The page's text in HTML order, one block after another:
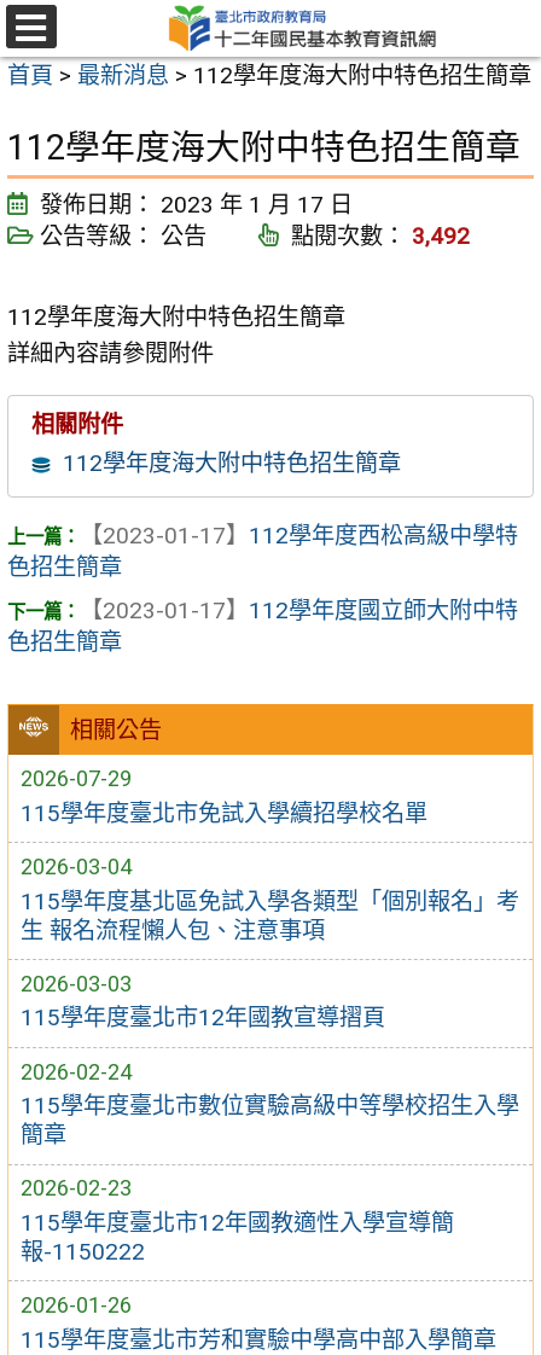
跳
至
主
內
容
區
選
單
首頁 > 最新消息 > 112學年度海大附中特色招生簡章
相關公告
2026-07-29
115學年度臺北市免試入學續招學校名單
2026-03-04
115學年度基北區免試入學各類型「個別報名」考
生 報名流程懶人包、注意事項
2026-03-03
115學年度臺北市12年國教宣導摺頁
2026-02-24
115學年度臺北市數位實驗高級中等學校招生入學
簡章
2026-02-23
115學年度臺北市12年國教適性入學宣導簡
報-1150222
2026-01-26
115學年度臺北市芳和實驗中學高中部入學簡章
112學年度海大附中特色招生簡章
發佈日期：
2023 年 1 月 17 日
公告等級：
公告 點閱次數： 3,492
112學年度海大附中特色招生簡章
詳細內容請參閱附件
相關附件
112學年度海大附中特色招生簡章
【2023-01-17】 112學年度西松高級中學特
色招生簡章
【2023-01-17】 112學年度國立師大附中特
色招生簡章